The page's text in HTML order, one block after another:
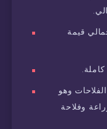
عن 30% من إجمالي قيمة
وهو
وفلاحة